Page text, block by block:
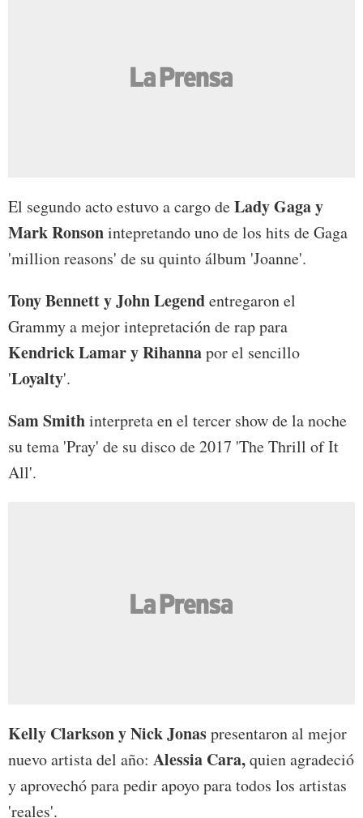
El segundo acto estuvo a cargo deLady Gaga y
Mark Ronsonintepretando uno de los hits de Gaga
'million reasons' de su quinto álbum 'Joanne'.
Tony Bennett y John Legendentregaron el
Grammy a mejor intepretación de rap para
Kendrick Lamar y Rihannapor el sencillo
'Loyalty'.
Sam Smithinterpreta en el tercer show de la noche
su tema 'Pray' de su disco de 2017 'The Thrill of It
All'.
Kelly Clarkson y Nick Jonaspresentaron al mejor
nuevo artista del año: Alessia Cara,quien agradeció
y aprovechó para pedir apoyo para todos los artistas
'reales'.